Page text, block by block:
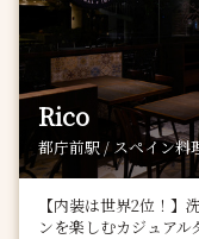
Rico
都庁前駅 / スペイン料
【内装は世界2位！】
ンを楽しむカジュアル